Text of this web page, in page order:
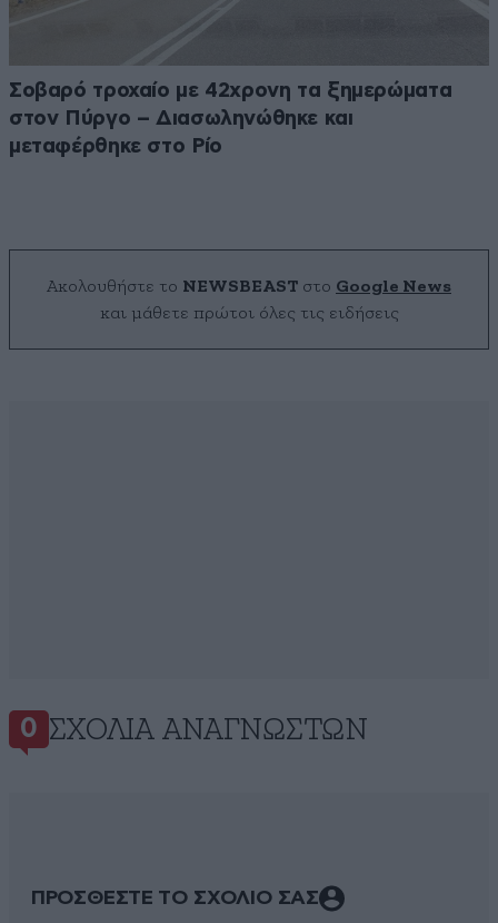
Σοβαρό τροχαίο με 42χρονη τα ξημερώματα
στον Πύργο – Διασωληνώθηκε και
μεταφέρθηκε στο Ρίο
Ακολουθήστε το NEWSBEAST στο Google News
και μάθετε πρώτοι όλες τις ειδήσεις
0 ΣΧΌΛΙΑ ΑΝΑΓΝΩΣΤΏΝ
ΠΡΟΣΘΕΣΤΕ ΤΟ ΣΧΟΛΙΟ ΣΑΣ